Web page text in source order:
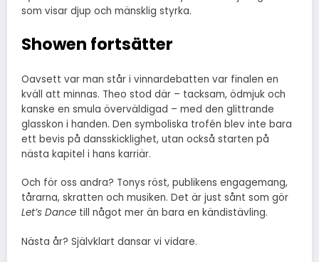
som visar djup och mänsklig styrka.
Showen fortsätter
Oavsett var man står i vinnardebatten var finalen en
kväll att minnas. Theo stod där – tacksam, ödmjuk och
kanske en smula överväldigad – med den glittrande
glasskon i handen. Den symboliska trofén blev inte bara
ett bevis på dansskicklighet, utan också starten på
nästa kapitel i hans karriär.
Och för oss andra? Tonys röst, publikens engagemang,
tårarna, skratten och musiken. Det är just sånt som gör
Let’s Dance till något mer än bara en kändistävling.
Nästa år? Självklart dansar vi vidare.